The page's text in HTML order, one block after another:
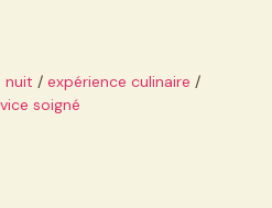
nuit / expérience culinaire /
soigné